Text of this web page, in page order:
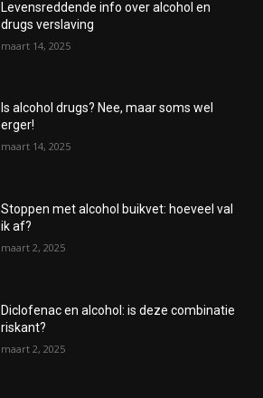
Levensreddende info over alcohol en
drugs verslaving
maart 14, 2025
Is alcohol drugs? Nee, maar soms wel
erger!
maart 14, 2025
Stoppen met alcohol buikvet: hoeveel val
ik af?
maart 2, 2025
Diclofenac en alcohol: is deze combinatie
riskant?
maart 2, 2025